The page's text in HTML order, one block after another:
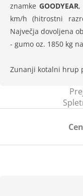
znamke GOODYEAR,
km/h (hitrostni
Največja dovoljena
- gumo oz. 1850 kg
Zunanji kotalni hrup